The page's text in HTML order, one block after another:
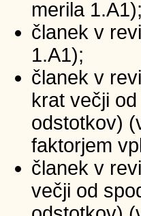
merila 1.A1);
članek v
1.A1);
članek v
krat večji
odstotkov)
faktorjem
članek v
večji od